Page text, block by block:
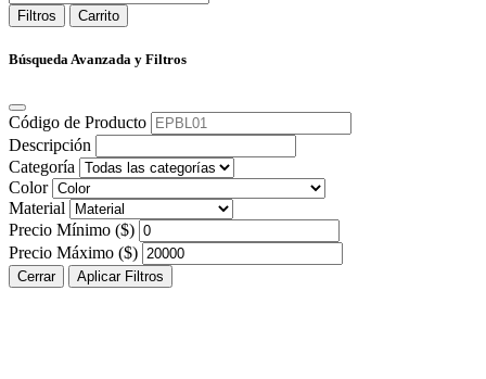
Filtros Carrito
Búsqueda Avanzada y Filtros
Código de Producto
Descripción
Categoría
Color
Material
Precio Mínimo ($)
Precio Máximo ($)
Cerrar Aplicar Filtros